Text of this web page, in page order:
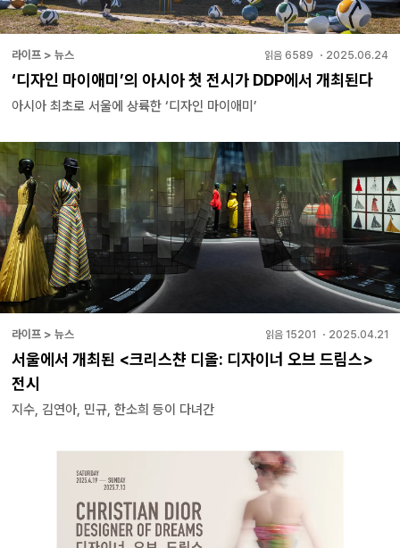
라이프 > 뉴스 읽음 6589 ・ 2025.06.24
‘디자인 마이애미’의 아시아 첫 전시가 DDP에서 개최된다
아시아 최초로 서울에 상륙한 ‘디자인 마이애미’
라이프 > 뉴스 읽음 15201 ・ 2025.04.21
서울에서 개최된 <크리스챤 디올: 디자이너 오브 드림스>
전시
지수, 김연아, 민규, 한소희 등이 다녀간